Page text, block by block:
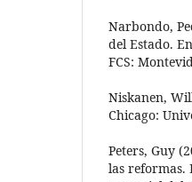
Narbondo,
del Estado.
FCS:
Niskanen,
Chicago:
Peters, Guy
las reformas.